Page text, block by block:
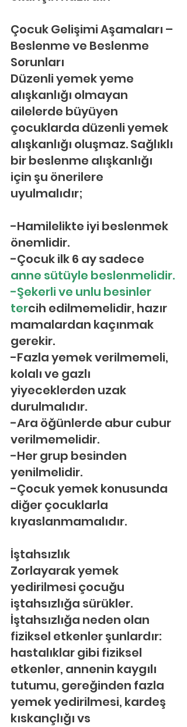
Çocuk Gelişimi Aşamaları –
Beslenme ve Beslenme
Sorunları
Düzenli yemek yeme
alışkanlığı olmayan
ailelerde büyüyen
çocuklarda düzenli yemek
alışkanlığı oluşmaz. Sağlıklı
bir beslenme alışkanlığı
için şu önerilere
uyulmalıdır;
-Hamilelikte iyi beslenmek
önemlidir.
-Çocuk ilk 6 ay sadece
anne sütüyle beslenmelidir.
-Şekerli ve unlu besinler
tercih edilmemelidir, hazır
mamalardan kaçınmak
gerekir.
-Fazla yemek verilmemeli,
kolalı ve gazlı
yiyeceklerden uzak
durulmalıdır.
-Ara öğünlerde abur cubur
verilmemelidir.
-Her grup besinden
yenilmelidir.
-Çocuk yemek konusunda
diğer çocuklarla
kıyaslanmamalıdır.
İştahsızlık
Zorlayarak yemek
yedirilmesi çocuğu
iştahsızlığa sürükler.
İştahsızlığa neden olan
fiziksel etkenler şunlardır:
hastalıklar gibi fiziksel
etkenler, annenin kaygılı
tutumu, gereğinden fazla
yemek yedirilmesi, kardeş
kıskançlığı vs